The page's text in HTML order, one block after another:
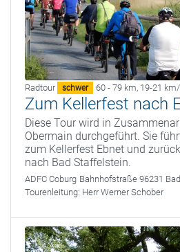
Radtour schwer 60 - 79 km, 19-21
Zum Kellerfest nach
Diese Tour wird in
Obermain durchgeführt. Sie
zum Kellerfest Ebnet und
nach Bad Staffelstein.
ADFC Coburg Bahnhofstraße 96231
Tourenleitung: Herr Werner Schober